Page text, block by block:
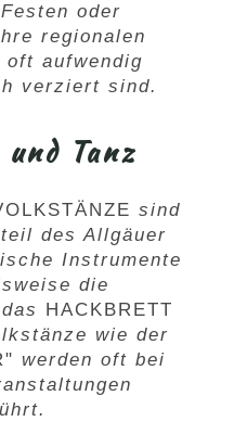
oder
regionalen
oft aufwendig
verziert sind.
und Tanz
sind
des Allgäuer
Instrumente
die
HACKBRETT
wie der
" werden oft bei